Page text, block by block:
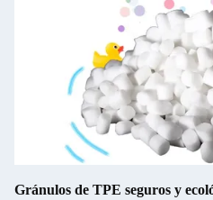
Gránulos de TPE seguros y